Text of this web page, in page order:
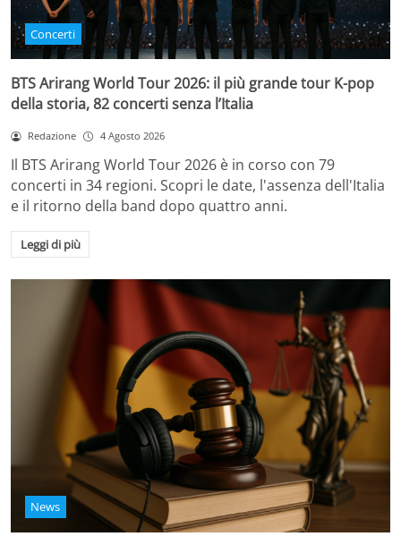
Concerti
BTS Arirang World Tour 2026: il più grande tour K-pop
della storia, 82 concerti senza l’Italia
Redazione 4 Agosto 2026
Il BTS Arirang World Tour 2026 è in corso con 79
concerti in 34 regioni. Scopri le date, l'assenza dell'Italia
e il ritorno della band dopo quattro anni.
Leggi di più
News